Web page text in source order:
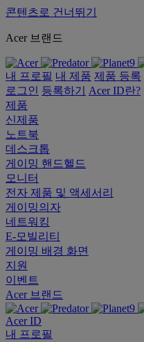
콘텐츠로 건너뛰기
Acer 브랜드
내 프로필 내 제품 제품 등록
로그인
등록하기
Acer ID란?
제품
신제품
노트북
데스크톱
게이밍 핸드헬드
모니터
전자 제품 및 액세서리
게이밍의자
네트워킹
E-모빌리티
게이밍 배경 화면
지원
이벤트
Acer 브랜드
Acer ID
내 프로필